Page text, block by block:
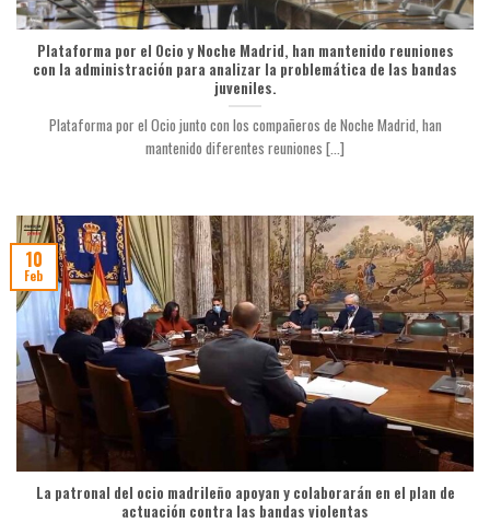
Plataforma por el Ocio y Noche Madrid, han mantenido reuniones
con la administración para analizar la problemática de las bandas
juveniles.
Plataforma por el Ocio junto con los compañeros de Noche Madrid, han
mantenido diferentes reuniones [...]
La patronal del ocio madrileño apoyan y colaborarán en el plan de
actuación contra las bandas violentas
10
Feb